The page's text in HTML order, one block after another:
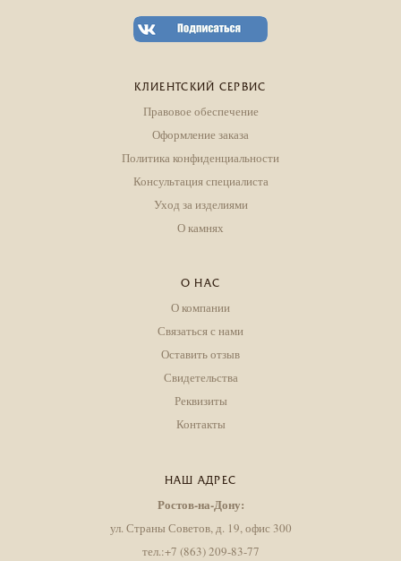
КЛИЕНТСКИЙ СЕРВИС
Правовое обеспечение
Оформление заказа
Политика конфиденциальности
Консультация специалиста
Уход за изделиями
О камнях
О НАС
О компании
Связаться с нами
Оставить отзыв
Свидетельства
Реквизиты
Контакты
НАШ АДРЕС
Ростов-на-Дону:
ул. Страны Советов, д. 19, офис 300
тел.:+7 (863) 209-83-77